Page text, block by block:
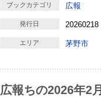
ブックカテゴリ 広報
発行日 20260218
エリア 茅野市
広報ちの2026年2